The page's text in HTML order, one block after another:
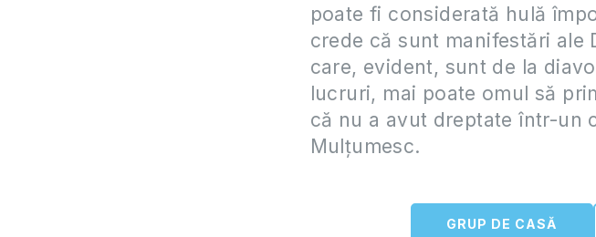
poate fi considerată hulă
crede că sunt manifestări
care, evident, sunt de la
lucruri, mai poate omul să
că nu a avut dreptate într-un
Mulțumesc.
GRUP DE CASĂ